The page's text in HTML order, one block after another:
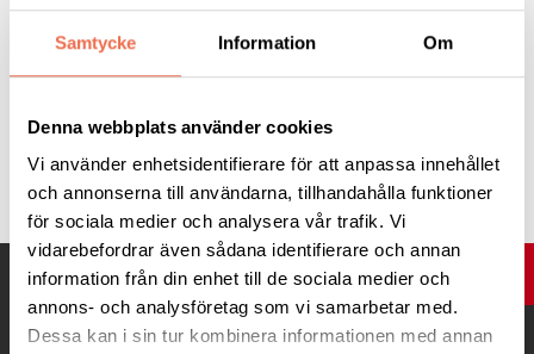
Samtycke Information Om
Denna webbplats använder cookies
Vi använder enhetsidentifierare för att anpassa innehållet
och annonserna till användarna, tillhandahålla funktioner
för sociala medier och analysera vår trafik. Vi
vidarebefordrar även sådana identifierare och annan
information från din enhet till de sociala medier och
annons- och analysföretag som vi samarbetar med.
Dessa kan i sin tur kombinera informationen med annan
Anmälan till Marianne Broman 0702333261 helst på SMS med
Tipsa